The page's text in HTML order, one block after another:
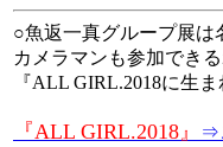
○魚返一真グループ展は
カメラマンも参加でき
『ALL GIRL.2018に生ま
『ALL GIRL.2018』 ⇒